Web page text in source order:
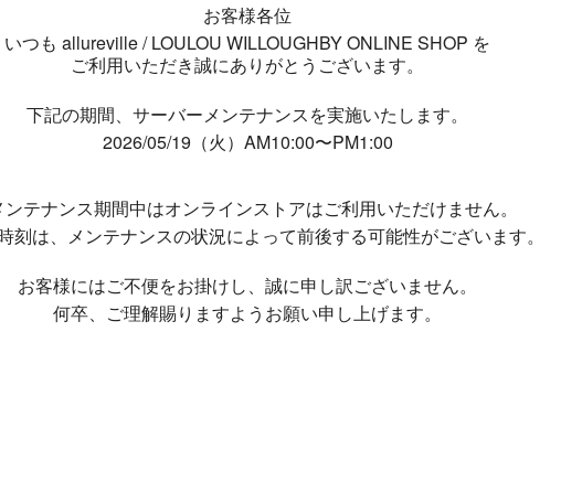
お客様各位
いつも allureville / LOULOU WILLOUGHBY ONLINE SHOP を
ご利用いただき誠にありがとうございます。
下記の期間、サーバーメンテナンスを実施いたします。
2026/05/19（火）AM10:00〜PM1:00
ンテナンス期間中はオンラインストアはご利用いただけません。
刻は、メンテナンスの状況によって前後する可能性がございます。
お客様にはご不便をお掛けし、 誠に申し訳ございません。
何卒、ご理解賜りますようお願い申し上げます。